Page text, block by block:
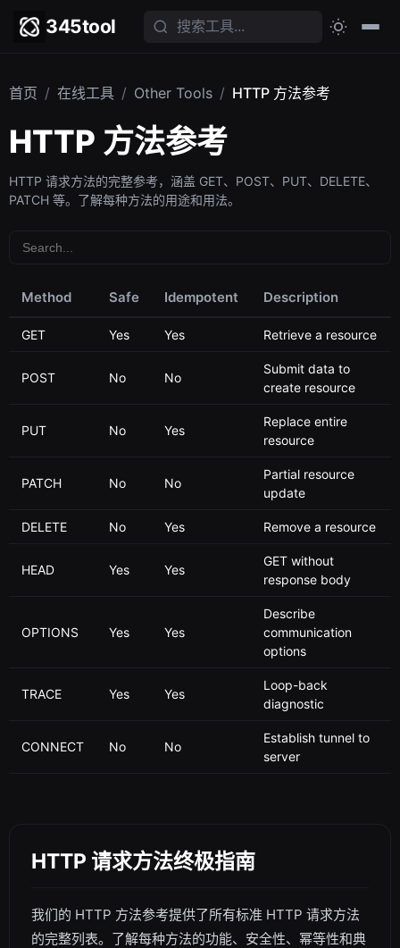
345tool
首页 / 在线工具 / Other Tools / HTTP 方法参考
HTTP 方法参考
HTTP 请求方法的完整参考，涵盖 GET、POST、PUT、DELETE、
PATCH 等。了解每种方法的用途和用法。
Method Safe Idempotent Description
GET Yes Yes Retrieve a resource
POST No No
Submit data to
create resource
PUT No Yes
Replace entire
resource
PATCH No No
Partial resource
update
DELETE No Yes Remove a resource
HEAD Yes Yes
GET without
response body
OPTIONS Yes Yes
Describe
communication
options
TRACE Yes Yes
Loop-back
diagnostic
CONNECT No No
Establish tunnel to
server
HTTP 请求方法终极指南
我们的 HTTP 方法参考提供了所有标准 HTTP 请求方法
的完整列表。了解每种方法的功能、安全性、幂等性和典